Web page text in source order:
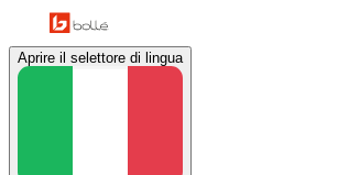
Aprire il selettore di lingua